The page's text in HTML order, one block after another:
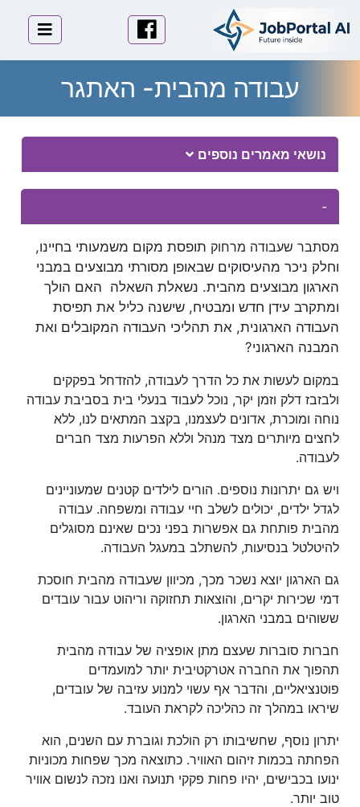
עבודה מהבית- האתגר
Essay Body
נושאי מאמרים נוספים
-
מסתבר שעבודה מרחוק תופסת מקום משמעותי בחיינו,
וחלק ניכר מהעיסוקים שבאופן מסורתי מבוצעים במבני
הארגון מבוצעים מהבית. נשאלת השאלה האם הולך
ומתקרב עידן חדש ומבטיח, שישנה כליל את תפיסת
העבודה הארגונית, את תהליכי העבודה המקובלים ואת
המבנה הארגוני?
במקום לעשות את כל הדרך לעבודה, להזדחל בפקקים
ולבזבז דלק וזמן יקר, נוכל לעבוד בנעלי בית בסביבת עבודה
נוחה ומוכרת, אדונים לעצמנו, בקצב המתאים לנו, ללא
לחצים מיותרים מצד מנהל וללא הפרעות מצד חברים
לעבודה.
ויש גם יתרונות נוספים. הורים לילדים קטנים שמעוניינים
לגדל ילדים, יכולים לשלב חיי עבודה ומשפחה. עבודה
מהבית פותחת גם אפשרות בפני נכים שאינם מסוגלים
להיטלטל בנסיעות, להשתלב במעגל העבודה.
גם הארגון יוצא נשכר מכך, מכיוון שעבודה מהבית חוסכת
דמי שכירות יקרים, והוצאות תחזוקה וריהוט עבור עובדים
ששוהים במבני הארגון.
חברות סוברות שעצם מתן אופציה של עבודה מהבית
תהפוך את החברה אטרקטיבית יותר למועמדים
פוטנציאליים, והדבר אף עשוי למנוע עזיבה של עובדים,
שיראו במהלך זה כהליכה לקראת העובד.
יתרון נוסף, שחשיבותו רק הולכת וגוברת עם השנים, הוא
הפחתה בכמות זיהום האוויר. כתוצאה מכך שפחות מכוניות
ינועו בכבישים, יהיו פחות פקקי תנועה ואנו נזכה לנשום אוויר
טוב יותר.